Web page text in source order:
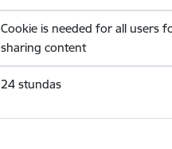
Cookie is needed for all users
sharing content
24 stundas